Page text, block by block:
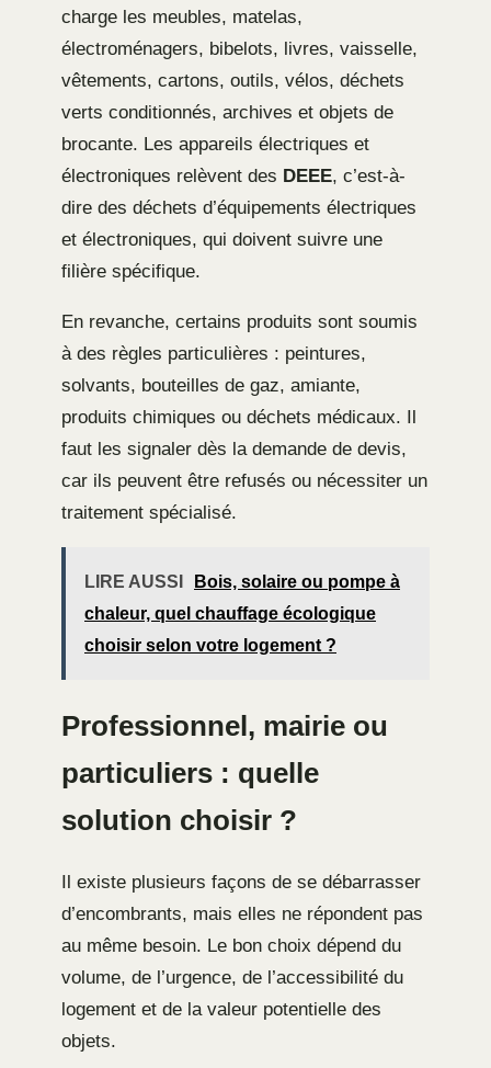
charge les meubles, matelas,
électroménagers, bibelots, livres, vaisselle,
vêtements, cartons, outils, vélos, déchets
verts conditionnés, archives et objets de
brocante. Les appareils électriques et
électroniques relèvent des DEEE, c’est-à-
dire des déchets d’équipements électriques
et électroniques, qui doivent suivre une
filière spécifique.
En revanche, certains produits sont soumis
à des règles particulières : peintures,
solvants, bouteilles de gaz, amiante,
produits chimiques ou déchets médicaux. Il
faut les signaler dès la demande de devis,
car ils peuvent être refusés ou nécessiter un
traitement spécialisé.
LIRE AUSSI
Bois, solaire ou pompe à
chaleur, quel chauffage écologique
choisir selon votre logement ?
Professionnel, mairie ou
particuliers : quelle
solution choisir ?
Il existe plusieurs façons de se débarrasser
d’encombrants, mais elles ne répondent pas
au même besoin. Le bon choix dépend du
volume, de l’urgence, de l’accessibilité du
logement et de la valeur potentielle des
objets.